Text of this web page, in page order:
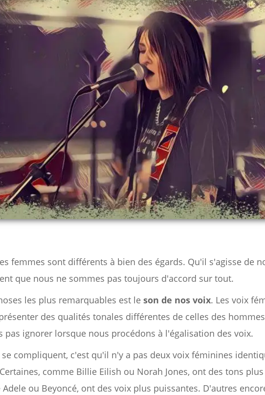
femmes sont différents à bien des égards. Qu'il s'agisse de
que nous ne sommes pas toujours d'accord sur tout.
les plus remarquables est leson de nos voix. Les voix
des qualités tonales différentes de celles des
pas ignorer lorsque nous procédons à l'égalisation des voix.
se compliquent, c'est qu'il n'y a pas deux voix féminines
comme Billie Eilish ou Norah Jones, ont des tons
ou Beyoncé, ont des voix plus puissantes. D'autres